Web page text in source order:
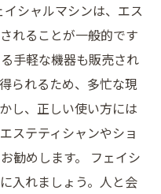
シャルマシンは、エス
れることが一般的です
手軽な機器も販売され
られるため、多忙な現
し、正しい使い方には
ステティシャンやショ
勧めします。 フェイシ
入れましょう。人と会